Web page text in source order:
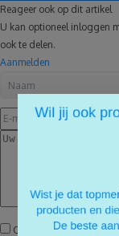
Reageer ook op dit artikel
U kan optioneel inloggen
ook te delen.
Aanmelden
Ontvang een e-mail na